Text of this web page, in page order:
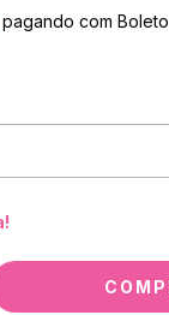
pagando com Boleto